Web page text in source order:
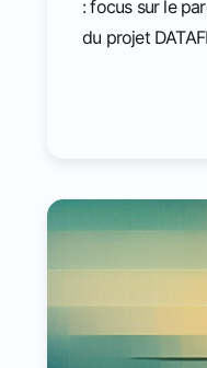
: focus sur le
du projet